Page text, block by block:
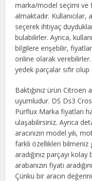
marka/model seçimi ve
almaktadır. Kullanıcılar,
seçerek ihtiyaç
bulabilirler. Ayrıca,
bilgilere erişebilir,
online olarak
yedek parçalar sıfır
Baktığınız ürün Citroen
uyumludur. DS Ds3
Purflux Marka fiyatları
ulaşabilirsiniz. Ayrıca
aracınızın model yılı,
farklı özellikleri
aradığınız parçayı
arabanızın fiyatı
Çünkü bir aracın